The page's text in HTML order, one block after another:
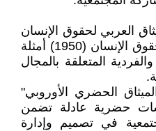
العربي لحقوق الإنسان
(2004) والاتفاقية الأوروبية لحقوق الإنسان (1950) أمثلة
المتعلقة بالمجال
الحضري الأوروبي"
حضرية عادلة تضمن
في تصميم وإدارة